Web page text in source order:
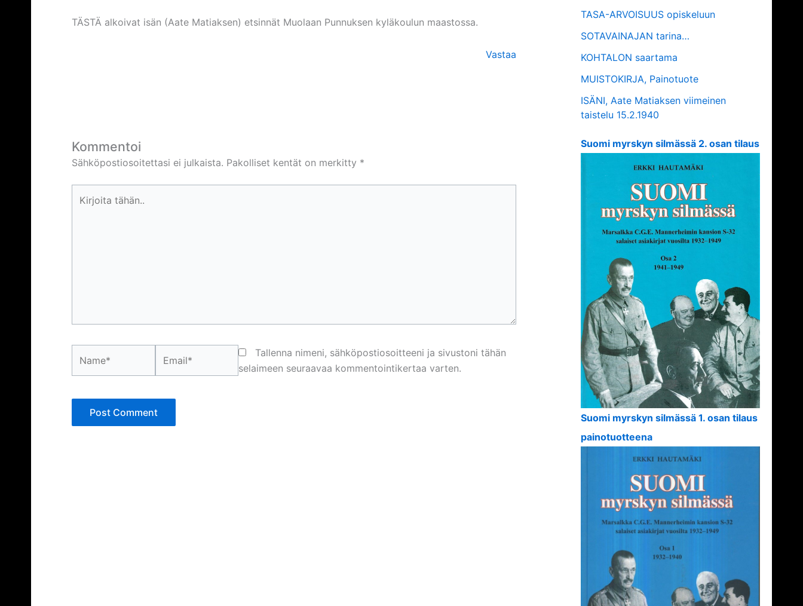
TÄSTÄ alkoivat isän (Aate Matiaksen) etsinnät Muolaan Punnuksen kyläkoulun maastossa.
Vastaa
Kommentoi
Sähköpostiosoitettasi ei julkaista. Pakolliset kentät on merkitty *
tähän..
Tallenna nimeni, sähköpostiosoitteeni ja sivustoni tähän
selaimeen seuraavaa kommentointikertaa varten.
TASA-ARVOISUUS opiskeluun
SOTAVAINAJAN tarina…
KOHTALON saartama
MUISTOKIRJA, Painotuote
ISÄNI, Aate Matiaksen viimeinen
taistelu 15.2.1940
Suomi myrskyn silmässä 2. osan tilaus
Suomi myrskyn silmässä 1. osan tilaus
painotuotteena